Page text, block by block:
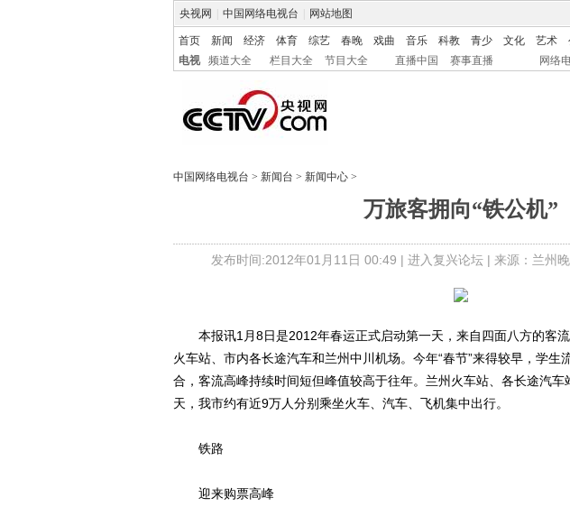
央视网 中国网络电视台 网站地图
首页 新闻 经济 体育 综艺 春晚 戏曲 音乐 科教 青少 文化 艺术
电视
频道大全 栏目大全 节目大全 直播中国 赛事直播 网络
中国网络电视台 > 新闻台 > 新闻中心 >
万旅客拥向“铁公机”
发布时间:2012年01月11日 00:49 | 进入复兴论坛| 来源：兰州
本报讯1月8日是2012年春运正式启动第一天，来自四面八方的客流
火车站、市内各长途汽车和兰州中川机场。今年“春节”来得较早，学生
合，客流高峰持续时间短但峰值较高于往年。兰州火车站、各长途汽车
天，我市约有近9万人分别乘坐火车、汽车、飞机集中出行。
铁路
迎来购票高峰